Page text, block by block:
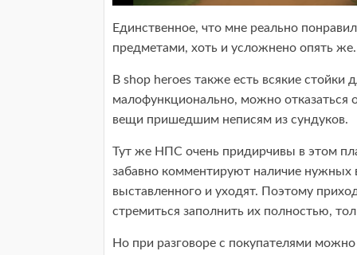
Единственное, что мне реально
предметами, хоть и усложнено опять же.
В shop heroes также есть всякие стойки
малофункционально, можно отказаться
вещи пришедшим неписям из сундуков.
Тут же НПС очень придирчивы в этом
забавно комментируют наличие нужных
выставленного и уходят. Поэтому
стремиться заполнить их полностью,
Но при разговоре с покупателями